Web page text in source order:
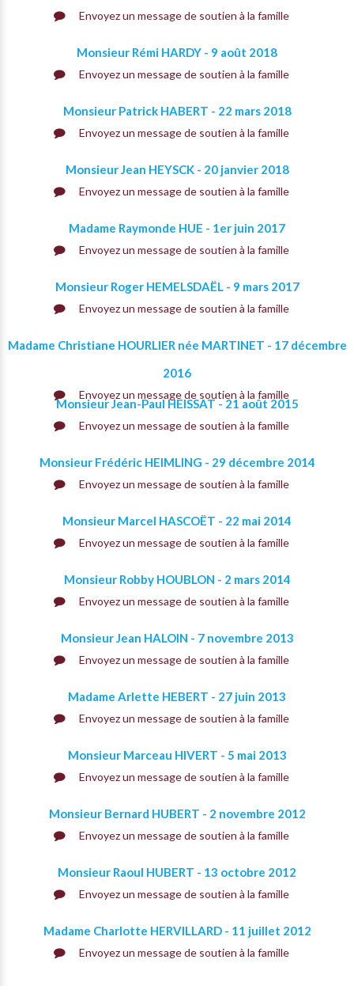
Envoyez un message de soutien à la famille
Monsieur Rémi HARDY - 9 août 2018
Envoyez un message de soutien à la famille
Monsieur Patrick HABERT - 22 mars 2018
Envoyez un message de soutien à la famille
Monsieur Jean HEYSCK - 20 janvier 2018
Envoyez un message de soutien à la famille
Madame Raymonde HUE - 1er juin 2017
Envoyez un message de soutien à la famille
Monsieur Roger HEMELSDAËL - 9 mars 2017
Envoyez un message de soutien à la famille
Madame Christiane HOURLIER née MARTINET - 17 décembre
2016
Envoyez un message de soutien à la famille
Monsieur Jean-Paul HEISSAT - 21 août 2015
Envoyez un message de soutien à la famille
Monsieur Frédéric HEIMLING - 29 décembre 2014
Envoyez un message de soutien à la famille
Monsieur Marcel HASCOËT - 22 mai 2014
Envoyez un message de soutien à la famille
Monsieur Robby HOUBLON - 2 mars 2014
Envoyez un message de soutien à la famille
Monsieur Jean HALOIN - 7 novembre 2013
Envoyez un message de soutien à la famille
Madame Arlette HEBERT - 27 juin 2013
Envoyez un message de soutien à la famille
Monsieur Marceau HIVERT - 5 mai 2013
Envoyez un message de soutien à la famille
Monsieur Bernard HUBERT - 2 novembre 2012
Envoyez un message de soutien à la famille
Monsieur Raoul HUBERT - 13 octobre 2012
Envoyez un message de soutien à la famille
Madame Charlotte HERVILLARD - 11 juillet 2012
Envoyez un message de soutien à la famille